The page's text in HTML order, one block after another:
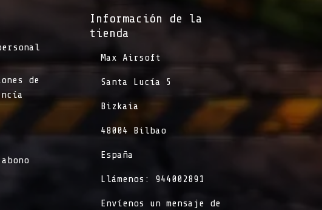
Información de la
tienda​
​Max Airsoft
​Santa Lucía 5
​Bizkaia
​48004 Bilbao
​España
​Llámenos: 944002891
​Envíenos un mensaje de
de